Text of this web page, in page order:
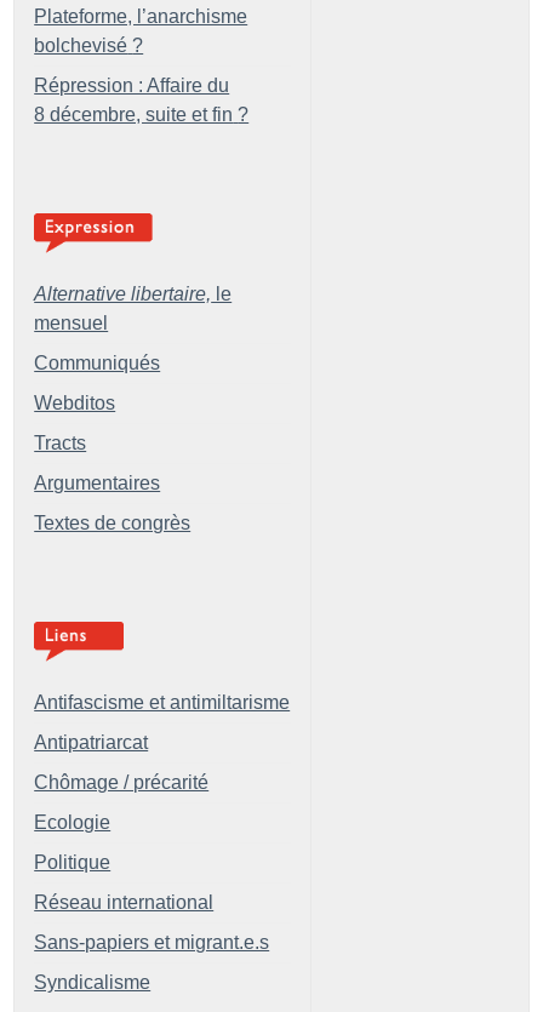
Plateforme, l’anarchisme
bolchevisé ?
Répression : Affaire du
8 décembre, suite et fin ?
Alternative libertaire, le
mensuel
Communiqués
Webditos
Tracts
Argumentaires
Textes de congrès
Antifascisme et antimiltarisme
Antipatriarcat
Chômage / précarité
Ecologie
Politique
Réseau international
Sans-papiers et migrant.e.s
Syndicalisme